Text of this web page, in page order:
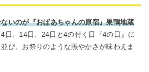
いのが『おばあちゃんの原宿』巣鴨地蔵
日、14日、24日と4の付く日『4の日』に
び、お祭りのような賑やかさが味わえま